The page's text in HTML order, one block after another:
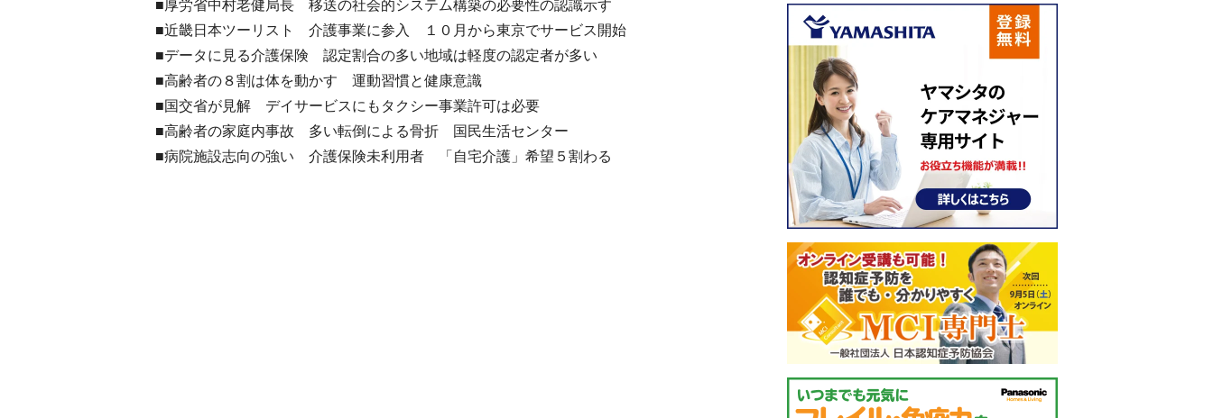
■厚労省中村老健局長 移送の社会的システム構築の必要性の認識示す
■近畿日本ツーリスト 介護事業に参入 １０月から東京でサービス開始
■データに見る介護保険 認定割合の多い地域は軽度の認定者が多い
■高齢者の８割は体を動かす 運動習慣と健康意識
■国交省が見解 デイサービスにもタクシー事業許可は必要
■高齢者の家庭内事故 多い転倒による骨折 国民生活センター
■病院施設志向の強い 介護保険未利用者 「自宅介護」希望５割わる